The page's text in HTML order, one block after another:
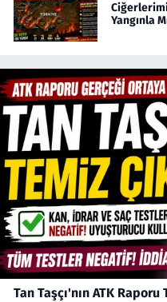
Yangınla
Tan Taşçı'nın ATK Raporu